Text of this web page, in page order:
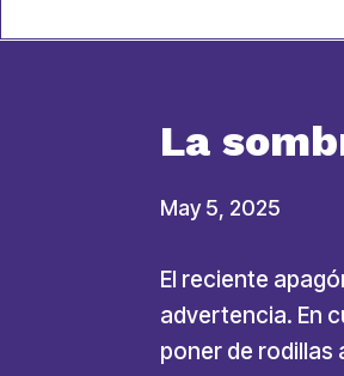
La
May 5, 2025
El reciente
advertencia. En
poner de rodillas